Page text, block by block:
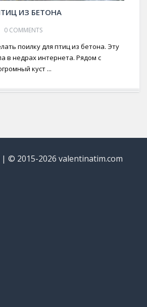
ИЗ БЕТОНА
0 COMMENTS
поилку для птиц из бетона. Эту
в недрах интернета. Рядом с
куст ...
© 2015-2026 valentinatim.com